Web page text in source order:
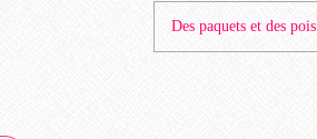
Des paquets et des pois